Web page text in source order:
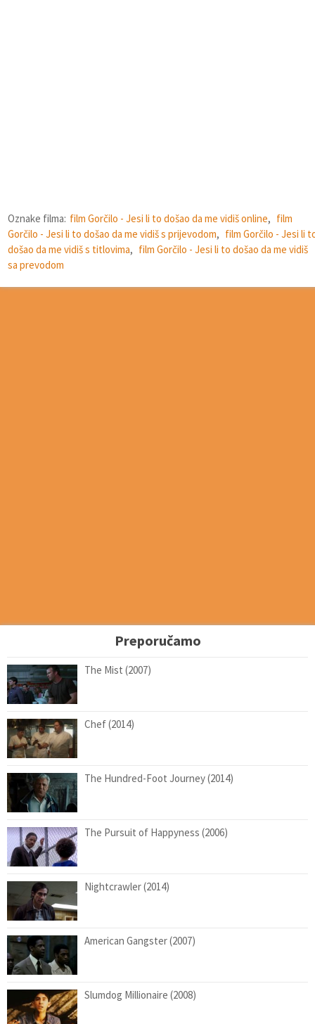
Oznake filma: film Gorčilo - Jesi li to došao da me vidiš online, film
Gorčilo - Jesi li to došao da me vidiš s prijevodom, film Gorčilo - Jesi li
došao da me vidiš s titlovima, film Gorčilo - Jesi li to došao da me vidiš
sa prevodom
Preporučamo
The Mist (2007)
Chef (2014)
The Hundred-Foot Journey (2014)
The Pursuit of Happyness (2006)
Nightcrawler (2014)
American Gangster (2007)
Slumdog Millionaire (2008)